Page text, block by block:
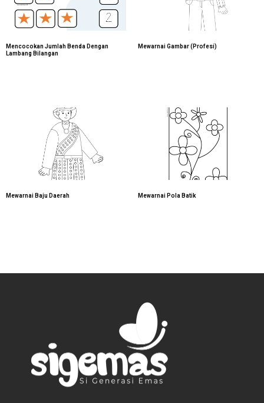
Mencocokan Jumlah Benda Dengan
Lambang Bilangan
Mewarnai Gambar (Profesi)
Mewarnai Baju Daerah Mewarnai Pola Batik